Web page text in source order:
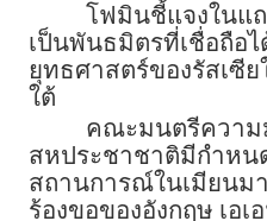
โฟมินชี้แจงในแ
เป็นพันธมิตรที่เชื่อถือ
ยุทธศาสตร์ของรัสเซีย
ใต้
คณะมนตรีความ
สหประชาชาติมีกำหน
สถานการณ์ในเมียนม
ร้องขอของอังกฤษ เอ